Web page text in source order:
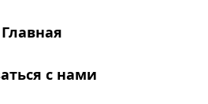
Главная
с нами